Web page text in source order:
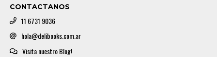
CONTACTANOS
11 6731 9036
hola@delibooks.com.ar
Visita nuestro Blog!